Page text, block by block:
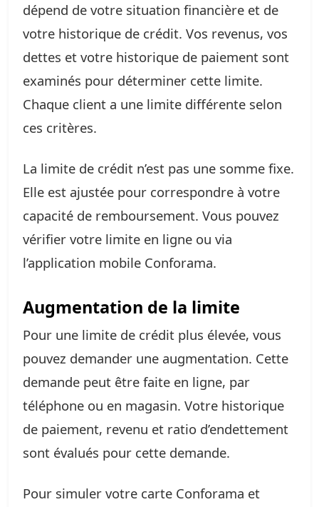
dépend de votre situation financière et de
votre historique de crédit. Vos revenus, vos
dettes et votre historique de paiement sont
examinés pour déterminer cette limite.
Chaque client a une limite différente selon
ces critères.
La limite de crédit n’est pas une somme fixe.
Elle est ajustée pour correspondre à votre
capacité de remboursement. Vous pouvez
vérifier votre limite en ligne ou via
l’application mobile Conforama.
Augmentation de la limite
Pour une limite de crédit plus élevée, vous
pouvez demander une augmentation. Cette
demande peut être faite en ligne, par
téléphone ou en magasin. Votre historique
de paiement, revenu et ratio d’endettement
sont évalués pour cette demande.
Pour simuler votre carte Conforama et